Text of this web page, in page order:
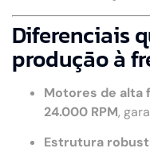
Diferenciais
produção à
Motores de alta
24.000 RPM,
Estrutura